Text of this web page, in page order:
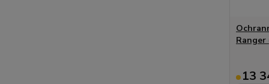
Ranger
13